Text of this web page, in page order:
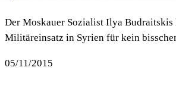
Der Moskauer Sozialist Ilya Budraitskis
Militäreinsatz in Syrien für kein
05/11/2015